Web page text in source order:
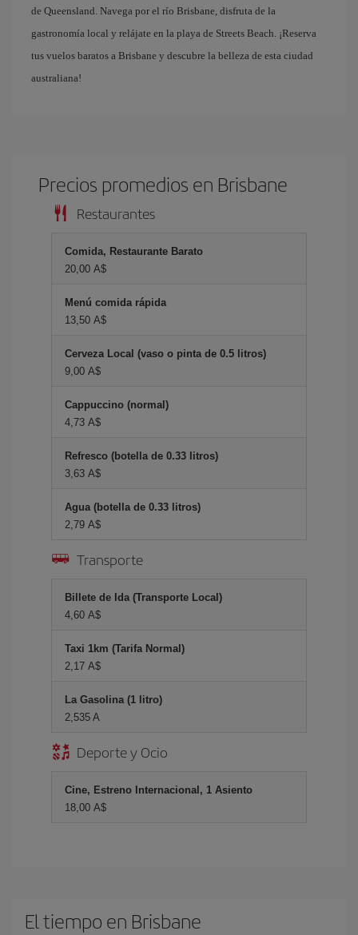
de Queensland. Navega por el río Brisbane, disfruta de la
gastronomía local y relájate en la playa de Streets Beach. ¡Reserva
tus vuelos baratos a Brisbane y descubre la belleza de esta ciudad
australiana!
Precios promedios en Brisbane
Restaurantes
Comida, Restaurante Barato
20,00 A$
Menú comida rápida
13,50 A$
Cerveza Local (vaso o pinta de 0.5 litros)
9,00 A$
Cappuccino (normal)
4,73 A$
Refresco (botella de 0.33 litros)
3,63 A$
Agua (botella de 0.33 litros)
2,79 A$
Transporte
Billete de Ida (Transporte Local)
4,60 A$
Taxi 1km (Tarifa Normal)
2,17 A$
La Gasolina (1 litro)
2,535 A
Deporte y Ocio
Cine, Estreno Internacional, 1 Asiento
18,00 A$
El tiempo en Brisbane